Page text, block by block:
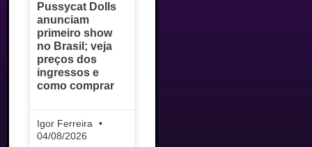
Pussycat Dolls
anunciam
primeiro show
no Brasil; veja
preços dos
ingressos e
como comprar
Igor Ferreira
04/08/2026